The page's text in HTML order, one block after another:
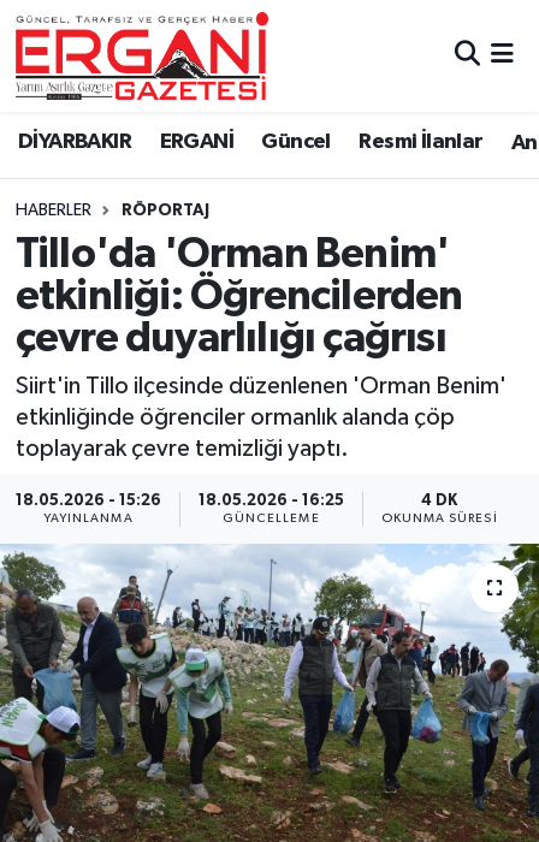
DİYARBAKIR ERGANİ Güncel Resmi İlanlar
HABERLER RÖPORTAJ
Tillo'da 'Orman Benim'
etkinliği: Öğrencilerden
çevre duyarlılığı çağrısı
Siirt'in Tillo ilçesinde düzenlenen 'Orman Benim'
etkinliğinde öğrenciler ormanlık alanda çöp
toplayarak çevre temizliği yaptı.
18.05.2026 - 15:26
YAYINLANMA
18.05.2026 - 16:25
GÜNCELLEME
4 DK
OKUNMA SÜRESI
DİYARBAKIR
BİSMİL
BAĞLAR
ERGANİ
Güncel
Eği̇ti̇m
Resmi İlanlar
Sağlık
Si̇yaset
Spor
Yaşam
Anali̇z
Bi̇li̇m & Teknoloji̇
Dünya
Eği̇ti̇m
Ergani Nöbetçi Eczaneler
Ergani Hava Durumu
Ergani Trafik Yoğunluk Haritası
Süper Lig Puan Durumu ve Fikstür
Tüm Manşetler
Son Dakika Haberleri
Haber Arşivi